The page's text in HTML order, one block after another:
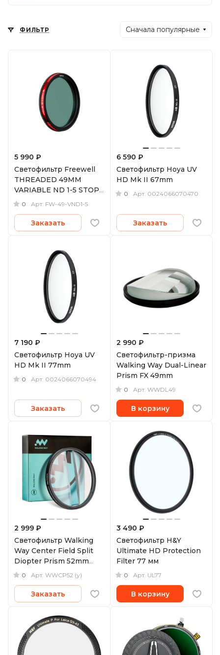
ФИЛЬТР Сначала популярные
5 990 ₽
Светофильтр Freewell
THREADED 49MM
VARIABLE ND 1-5 STOPS
FILTER VARIABLE ND 1-
0 Арт. FW-49-VND1-5
Заказать
6 590 ₽
Светофильтр Hoya UV
HD Mk II 67mm
0 Арт. 0024066070470
Заказать
7 190 ₽
Светофильтр Hoya UV
HD Mk II 77mm
0 Арт. 0024066070494
Заказать
2 990 ₽
Светофильтр-призма
Walking Way Dual-Linear
Prism FX 49mm
0 Арт. WWDL49
В корзину
2 999 ₽
Светофильтр Walking
Way Center Field Split
Diopter Prism 52mm
(уцененный)
0 Арт. WWCP52 (у)
Заказать
3 490 ₽
Светофильтр H&Y
Ultimate HD Protection
Filter 77 мм
0 Арт. UL77
В корзину